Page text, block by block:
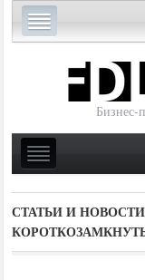
Бизнес-
СТАТЬИ И